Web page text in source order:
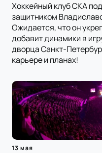
Хоккейный клуб СКА
защитником
Ожидается, что он
добавит динамики в
дворца Санкт-
карьере и планах!
13 мая